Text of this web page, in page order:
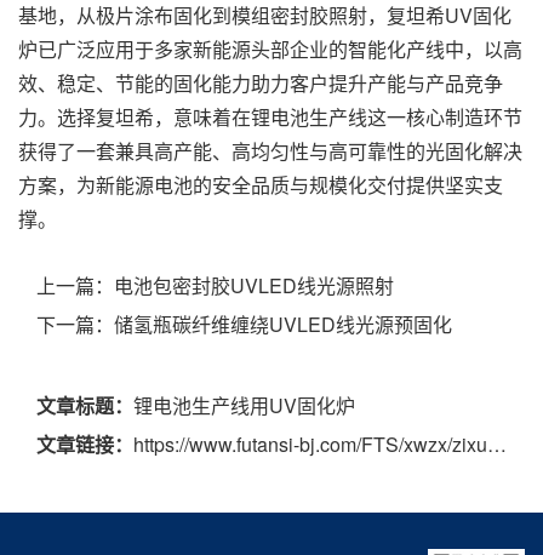
基地，从极片涂布固化到模组密封胶照射，复坦希UV固化
炉已广泛应用于多家新能源头部企业的智能化产线中，以高
效、稳定、节能的固化能力助力客户提升产能与产品竞争
力。选择复坦希，意味着在锂电池生产线这一核心制造环节
获得了一套兼具高产能、高均匀性与高可靠性的光固化解决
方案，为新能源电池的安全品质与规模化交付提供坚实支
撑。
上一篇： 电池包密封胶UVLED线光源照射
下一篇： 储氢瓶碳纤维缠绕UVLED线光源预固化
文章标题： 锂电池生产线用UV固化炉
文章链接： https://www.futansi-bj.com/FTS/xwzx/zixun/1283.html